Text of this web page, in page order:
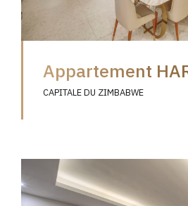
Appartement
CAPITALE DU ZIMBABWE